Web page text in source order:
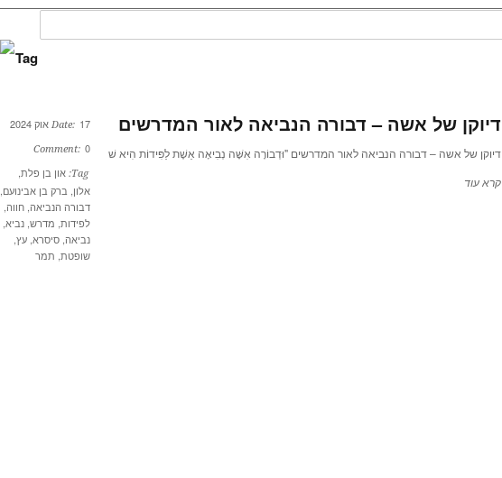
Tag
Date: 17 אוק 2024
Comment: 0
Tag: און בן פלת
אלון ברק בן אבינועם
דבורה הנביאה חווה
לפידות מדרש נביא
נביאה סיסרא עץ
שופטת תמר
דיוקן של אשה – דבורה הנביאה לאור המדרשים
דיוקן של אשה – דבורה הנביאה לאור המדרשים "וּדְבוֹרָה אִשָּׁה נְבִיאָה אֵשֶׁת לַפִּידוֹת הִיא שׁ
קרא עוד